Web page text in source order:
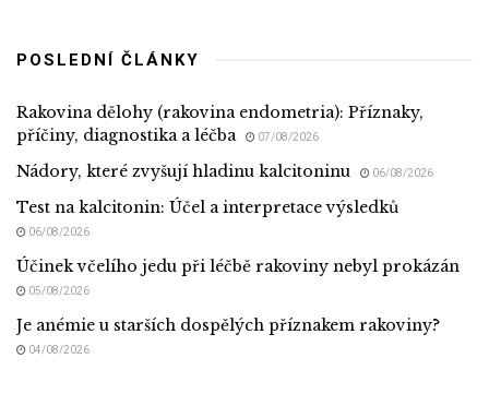
POSLEDNÍ ČLÁNKY
Rakovina dělohy (rakovina endometria): Příznaky,
příčiny, diagnostika a léčba
07/08/2026
Nádory, které zvyšují hladinu kalcitoninu 06/08/2026
Test na kalcitonin: Účel a interpretace výsledků
06/08/2026
Účinek včelího jedu při léčbě rakoviny nebyl prokázán
05/08/2026
Je anémie u starších dospělých příznakem rakoviny?
04/08/2026